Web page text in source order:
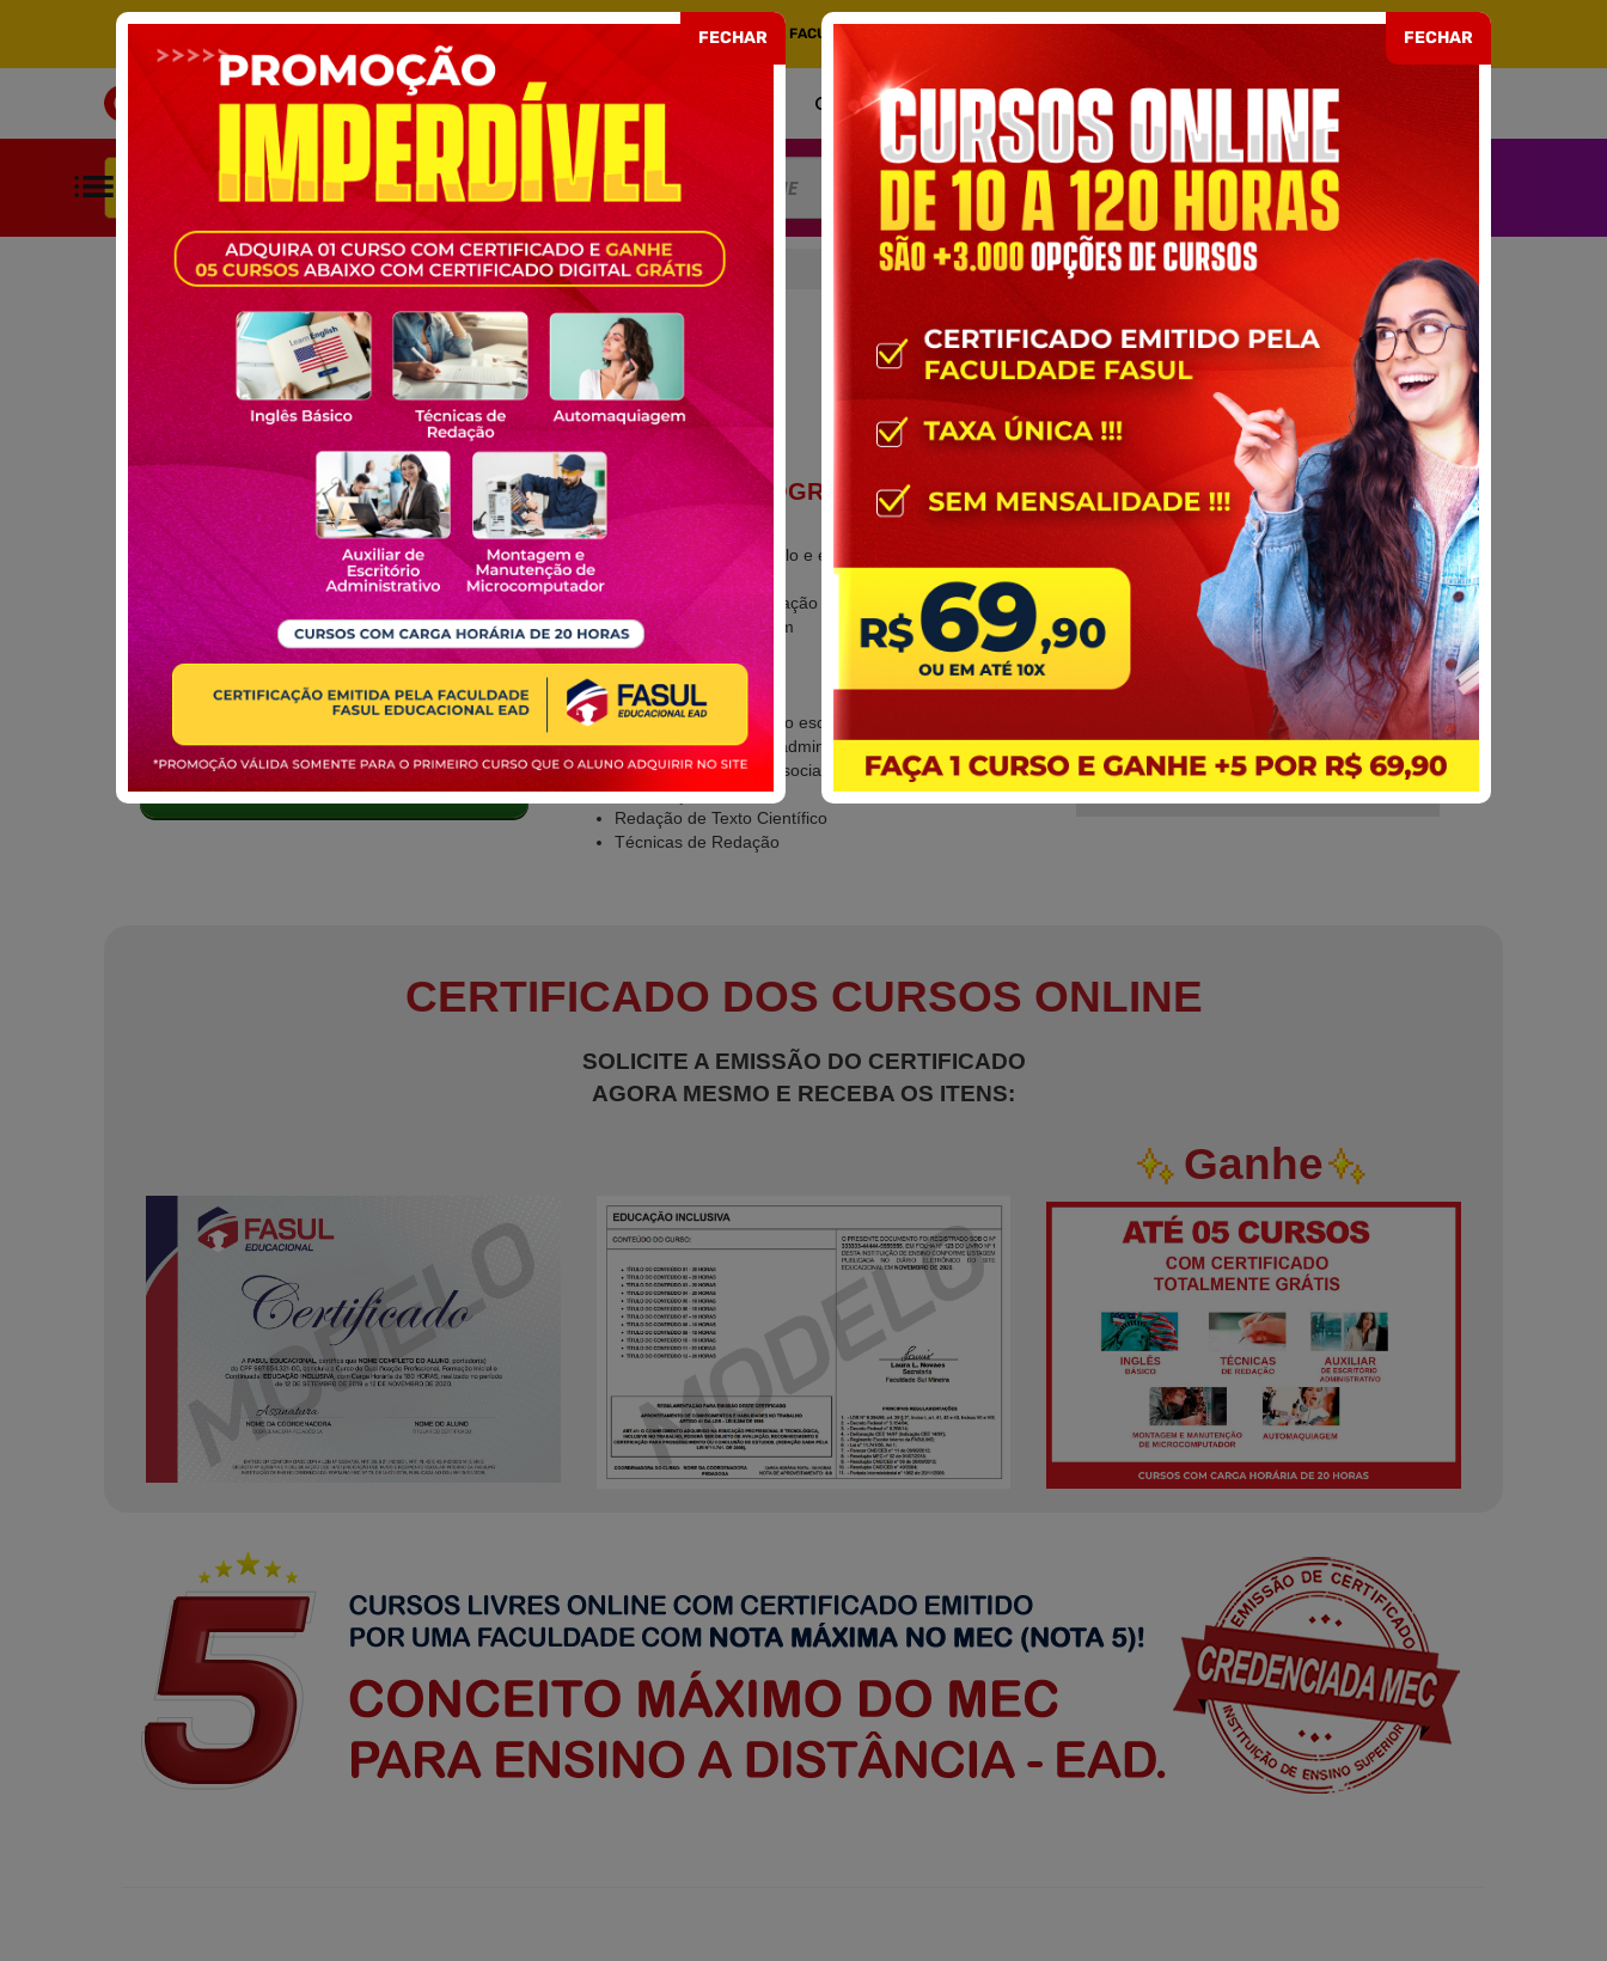
ÚNICO SITE DE CURSOS LIVRES COM CERTIFICADO EMITIDO POR UMA FACULDADE CREDENCIADA NO MEC. PORTARIA EAD Nº 499 DE 08/07/2021
INÍCIO CURSOS COMO FUNCIONA CERTIFICADO ATENDIMENTO SOU ALUNO
BUSCAR POR CATEGORIAS
CURSOS GRATUITOS EDUCAÇÃO TÉCNICAS DE REDAÇÃO
CURSO GRATUITO ONLINE:
TÉCNICAS DE REDAÇÃO
MATRICULE-SE
CONTEÚDO PROGRAMÁTICO DO
CURSO
Clareza, concisão, estilo e estrutura
Norma culta
Divulgação e comunicação institucional
Funções da Linguagem
Interação
Gêneros institucionais
Escrituração escolar
Noções de escrituração escolar
Contexto de trabalho administrativo escolar
Atribuições de papéis sociais
Dissertação
Redação de Texto Científico
Técnicas de Redação
CERTIFICADO DOS CURSOS ONLINE
SOLICITE A EMISSÃO DO CERTIFICADO
AGORA MESMO E RECEBA OS ITENS:
Ganhe
FECHAR FECHAR